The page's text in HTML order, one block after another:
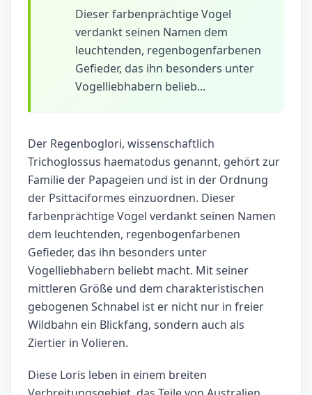
Dieser farbenprächtige Vogel
verdankt seinen Namen dem
leuchtenden, regenbogenfarbenen
Gefieder, das ihn besonders unter
Vogelliebhabern belieb...
Der Regenboglori, wissenschaftlich
Trichoglossus haematodus genannt, gehört zur
Familie der Papageien und ist in der Ordnung
der Psittaciformes einzuordnen. Dieser
farbenprächtige Vogel verdankt seinen Namen
dem leuchtenden, regenbogenfarbenen
Gefieder, das ihn besonders unter
Vogelliebhabern beliebt macht. Mit seiner
mittleren Größe und dem charakteristischen
gebogenen Schnabel ist er nicht nur in freier
Wildbahn ein Blickfang, sondern auch als
Ziertier in Volieren.
Diese Loris leben in einem breiten